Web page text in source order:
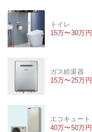
トイレ
15万〜30万円
ガス給湯器
15万〜25万円
エコキュート
40万〜50万円